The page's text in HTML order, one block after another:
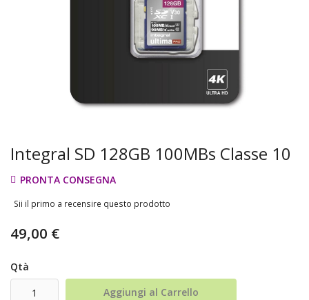
Integral SD 128GB 100MBs Classe 10
PRONTA CONSEGNA
Sii il primo a recensire questo prodotto
49,00 €
Qtà
Aggiungi al Carrello